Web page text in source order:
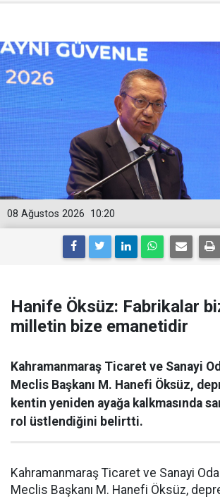
10:20
08 Ağustos 2026
Hanife Öksüz: Fabrikalar
milletin bize emanetidir
Kahramanmaraş Ticaret ve Sanayi
Meclis Başkanı M. Hanefi Öksüz,
kentin yeniden ayağa kalkmasında
rol üstlendiğini belirtti.
Kahramanmaraş Ticaret ve Sanayi
Meclis Başkanı M. Hanefi Öksüz,